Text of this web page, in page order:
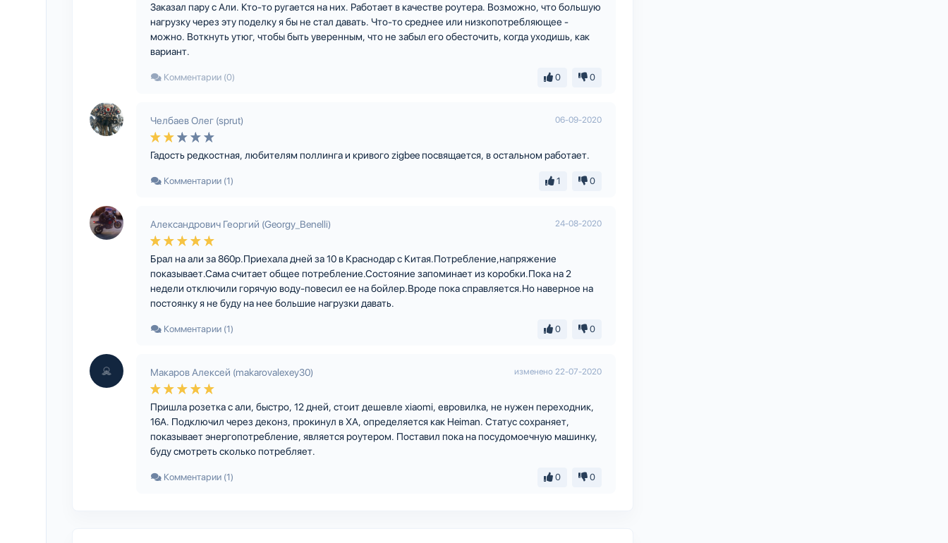
Заказал пару с Али. Кто-то ругается на них. Работает в качестве роутера. Возможно, что большую
нагрузку через эту поделку я бы не стал давать. Что-то среднее или низкопотребляющее -
можно. Воткнуть утюг, чтобы быть уверенным, что не забыл его обесточить, когда уходишь, как
вариант.
Комментарии (0) 0 0
Челбаев Олег (sprut) 06-09-2020
Гадость редкостная, любителям поллинга и кривого zigbee посвящается, в остальном работает.
Комментарии (1) 1 0
Александрович Георгий (Georgy_Benelli) 24-08-2020
Брал на али за 860р.Приехала дней за 10 в Краснодар с Китая.Потребление,напряжение
показывает.Сама считает общее потребление.Состояние запоминает из коробки.Пока на 2
недели отключили горячую воду-повесил ее на бойлер.Вроде пока справляется.Но наверное на
постоянку я не буду на нее большие нагрузки давать.
Комментарии (1) 0 0
Макаров Алексей (makarovalexey30) изменено 22-07-2020
Пришла розетка с али, быстро, 12 дней, стоит дешевле xiaomi, евровилка, не нужен переходник,
16А. Подключил через деконз, прокинул в ХА, определяется как Heiman. Статус сохраняет,
показывает энергопотребление, является роутером. Поставил пока на посудомоечную машинку,
буду смотреть сколько потребляет.
Комментарии (1) 0 0